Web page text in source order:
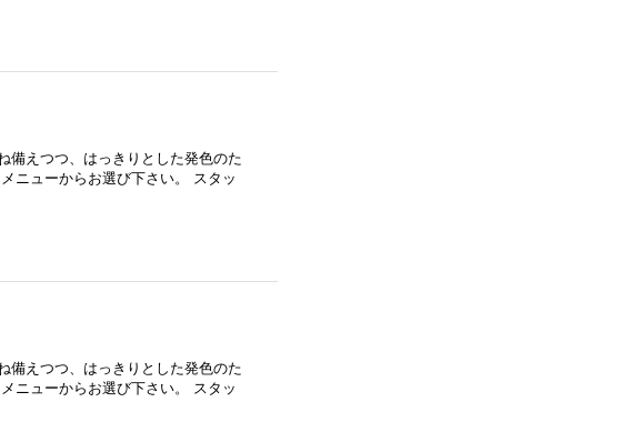
備えつつ、はっきりとした発色のた
ニューからお選び下さい。 スタッ
備えつつ、はっきりとした発色のた
ニューからお選び下さい。 スタッ